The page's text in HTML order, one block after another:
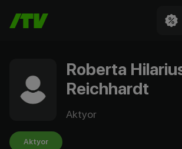
Roberta
Reichhardt
Aktyor
Aktyor